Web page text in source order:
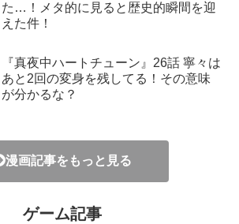
た…！メタ的に見ると歴史的瞬間を迎
えた件！
『真夜中ハートチューン』26話 寧々は
あと2回の変身を残してる！その意味
が分かるな？
漫画記事をもっと見る
ゲーム記事